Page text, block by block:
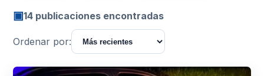
▣14 publicaciones encontradas
Ordenar por: